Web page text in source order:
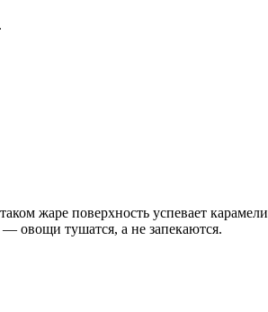
жаре поверхность успевает
— овощи тушатся, а не запекаются.